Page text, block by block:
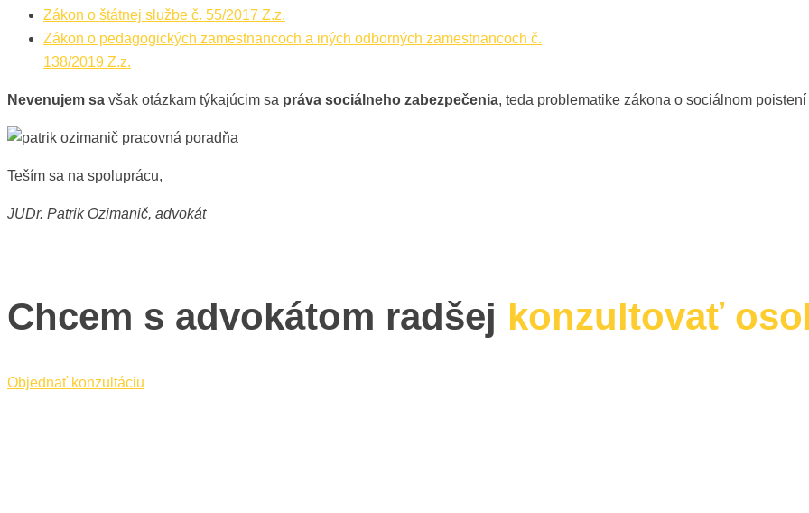
Zákon o štátnej službe č. 55/2017 Z.z.
Zákon o pedagogických zamestnancoch a iných odborných zamestnancoch č.
138/2019 Z.z.
Nevenujem sa však otázkam týkajúcim sa práva sociálneho zabezpečenia, teda problematike zákona o sociálnom
Teším sa na spoluprácu,
JUDr. Patrik Ozimanič, advokát
Chcem s advokátom radšej konzultovať
Objednať konzultáciu